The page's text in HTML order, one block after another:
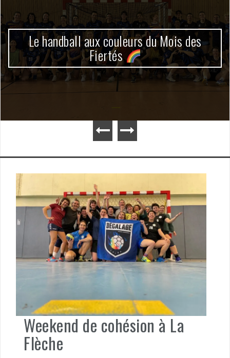
TIP 2026 : Quand le handball rassemble!
Weekend de cohésion à La
Flèche